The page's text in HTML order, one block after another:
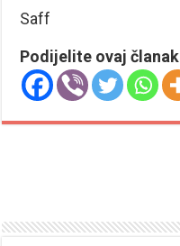
Saff
Podijelite ovaj članak